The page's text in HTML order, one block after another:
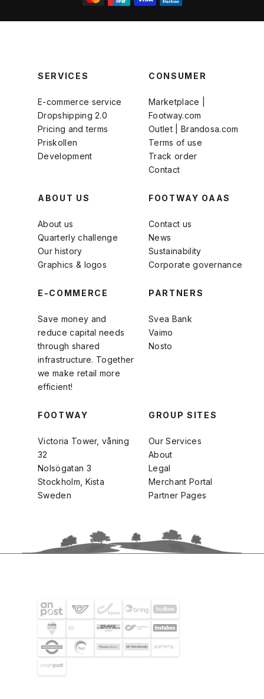
SERVICES
E-commerce service
Dropshipping 2.0
Pricing and terms
Priskollen
Development
CONSUMER
Marketplace |
Footway.com
Outlet | Brandosa.com
Terms of use
Track order
Contact
ABOUT US
About us
Quarterly challenge
Our history
Graphics & logos
FOOTWAY OAAS
Contact us
News
Sustainability
Corporate governance
E-COMMERCE
Save money and
reduce capital needs
through shared
infrastructure. Together
we make retail more
efficient!
PARTNERS
Svea Bank
Vaimo
Nosto
FOOTWAY
Victoria Tower, våning
32
Nolsögatan 3
Stockholm, Kista
Sweden
GROUP SITES
Our Services
About
Legal
Merchant Portal
Partner Pages